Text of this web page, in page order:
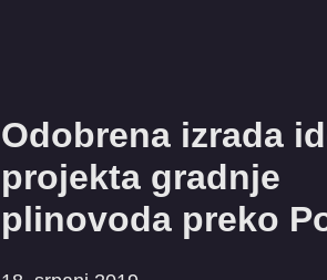
Odobrena izrada
projekta gradnje
plinovoda preko